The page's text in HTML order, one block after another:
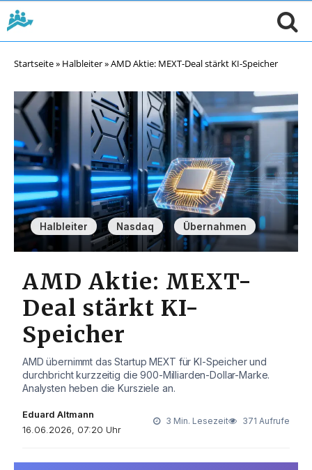
Startseite» Halbleiter»AMD Aktie: MEXT-Deal stärkt KI-Speicher
Halbleiter , Nasdaq , Übernahmen
AMD Aktie: MEXT-
Deal stärkt KI-
Speicher
AMD übernimmt das Startup MEXT für KI-Speicher und
durchbricht kurzzeitig die 900-Milliarden-Dollar-Marke.
Analysten heben die Kursziele an.
Eduard Altmann
16.06.2026, 07:20 Uhr
3 Min. Lesezeit 371 Aufrufe